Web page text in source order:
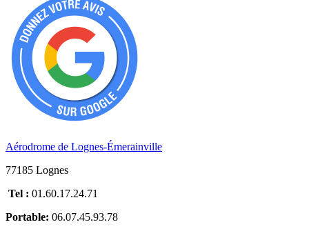
Aérodrome de Lognes-Émerainville
77185 Lognes
Tel : 01.60.17.24.71
Portable: 06.07.45.93.78